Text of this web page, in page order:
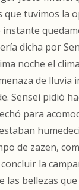
que tuvimos la
dicha por
noche el
de lluvia
Sensei pidió
para
de zazen,
la
las bellezas